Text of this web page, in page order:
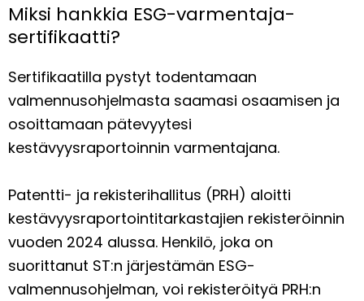
Miksi hankkia ESG-varmentaja-
sertifikaatti?
Sertifikaatilla pystyt todentamaan
valmennusohjelmasta saamasi osaamisen ja
osoittamaan pätevyytesi
kestävyysraportoinnin varmentajana.
Patentti- ja rekisterihallitus (PRH) aloitti
kestävyysraportointitarkastajien rekisteröinnin
vuoden 2024 alussa. Henkilö, joka on
suorittanut ST:n järjestämän ESG-
valmennusohjelman, voi rekisteröityä PRH:n